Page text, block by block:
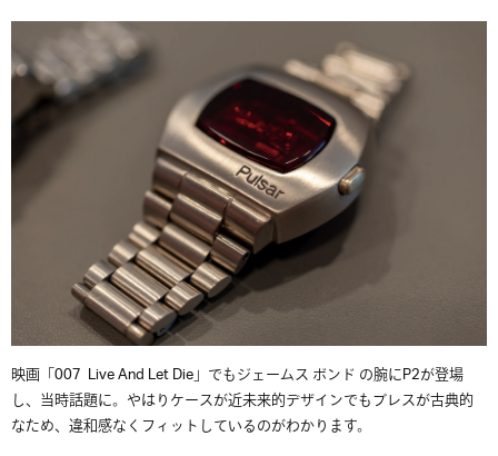
映画「007 Live And Let Die」でもジェームス ボンド の腕にP2が登場
し、当時話題に。やはりケースが近未来的デザインでもブレスが古典的
なため、違和感なくフィットしているのがわかります。